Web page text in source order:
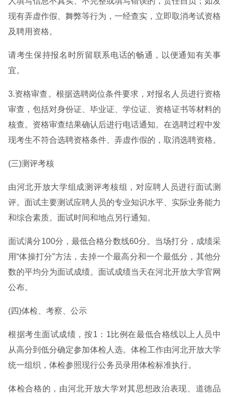
现有弄虚作假、舞弊等行为，一经查实，立即取消考试资格
及聘用资格。
请考生保持报名时所留联系电话的畅通，以便通知有关事
宜。
3.资格审查。根据选聘岗位条件要求，对报名人员进行资格
审查，包括对身份证、毕业证、学位证、资格证书等材料的
核查。资格审查结果确认后进行电话通知。在选聘过程中发
现考生不符合选聘资格条件、弄虚作假的，取消选聘资格。
(三)测评考核
由河北开放大学组成测评考核组，对应聘人员进行面试测
评。面试主要测试应聘人员的专业知识水平、实际业务能力
和综合素质。面试时间和地点另行通知。
面试满分100分，最低合格分数线60分。当场打分，成绩采
用“体操打分”方法，去掉一个最高分和一个最低分，其他分
数的平均分为面试成绩。面试成绩当天在河北开放大学官网
公布。
(四)体检、考察、公示
根据考生面试成绩，按1：1比例在最低合格线以上人员中
从高分到低分确定参加体检人选。体检工作由河北开放大学
统一组织，体检参照现行公务员录用体检标准执行。
体检合格的，由河北开放大学对其思想政治表现、道德品